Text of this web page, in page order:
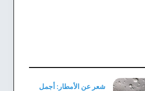
شعر عن الأمطار: أجمل